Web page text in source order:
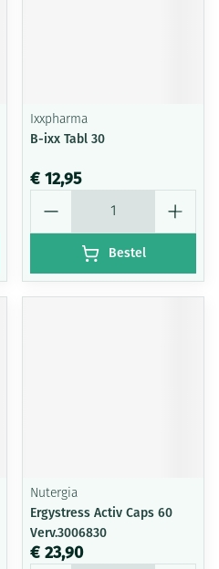
Ixxpharma
B-ixx Tabl 30
€ 12,95
Bestel
Nutergia
Ergystress Activ Caps 60
Verv.3006830
€ 23,90